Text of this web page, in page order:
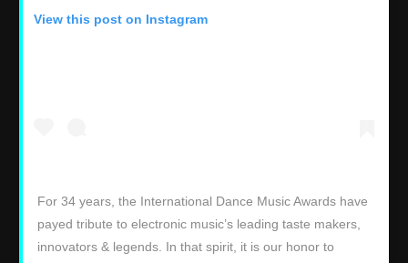
View this post on Instagram
For 34 years, the International Dance Music Awards have
payed tribute to electronic music’s leading taste makers,
innovators & legends. In that spirit, it is our honor to